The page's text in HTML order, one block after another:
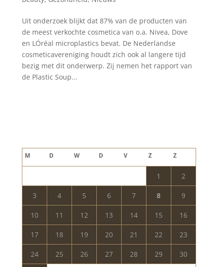
Uit onderzoek blijkt dat 87% van de producten van
de meest verkochte cosmetica van o.a. Nivea, Dove
en LÓréal microplastics bevat. De Nederlandse
cosmeticavereniging houdt zich ook al langere tijd
bezig met dit onderwerp. Zij nemen het rapport van
de Plastic Soup...
M D W D V Z Z
1 2
3 4 5 6 7 8 9
10 11 12 13 14 15 16
17 18 19 20 21 22 23
24 25 26 27 28 29 30